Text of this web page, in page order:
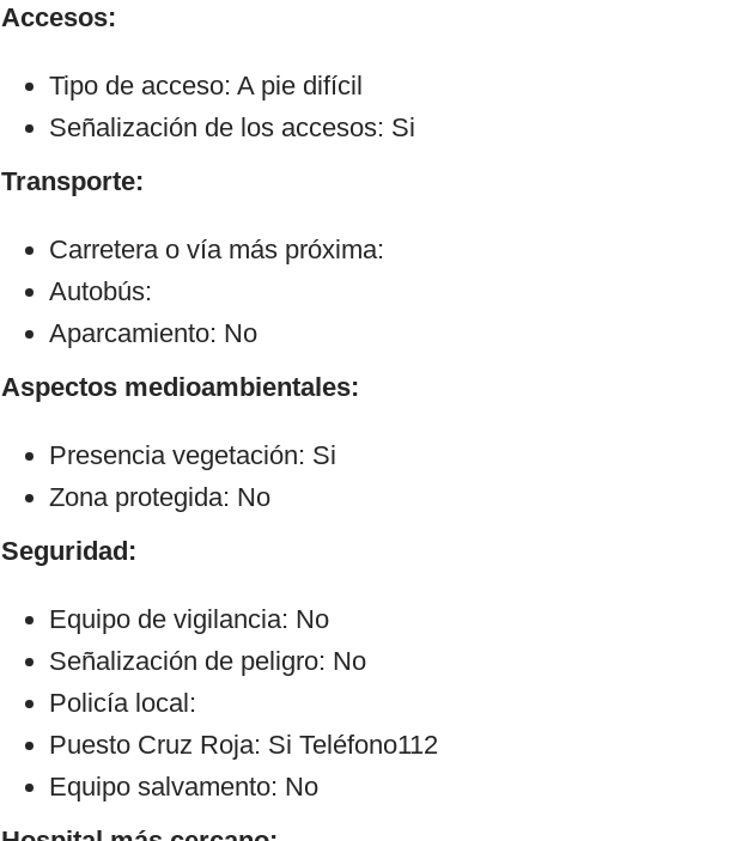
Accesos:
Tipo de acceso: A pie difícil
Señalización de los accesos: Si
Transporte:
Carretera o vía más próxima:
Autobús:
Aparcamiento: No
Aspectos medioambientales:
Presencia vegetación: Si
Zona protegida: No
Seguridad:
Equipo de vigilancia: No
Señalización de peligro: No
Policía local:
Puesto Cruz Roja: Si Teléfono112
Equipo salvamento: No